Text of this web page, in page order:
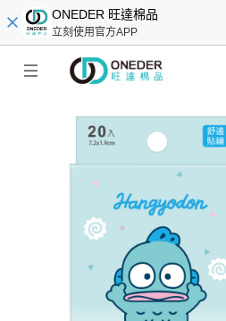
ONEDER 旺達棉品
立刻使用官方APP